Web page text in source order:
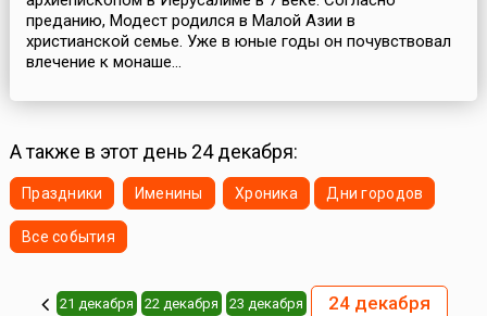
преданию, Модест родился в Малой Азии в
христианской семье. Уже в юные годы он почувствовал
влечение к монаше...
А также в этот день 24 декабря:
Праздники Именины Хроника Дни городов
Все события
21 декабря 22 декабря 23 декабря 24 декабря